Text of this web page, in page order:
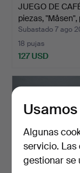
JUEGO DE
piezas,
Subastado 7 ago
18 pujas
127 USD
Algunas
servicio. Las
gestionar se